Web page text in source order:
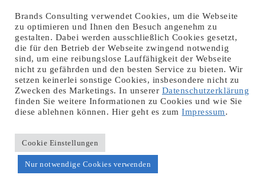
Auf dem Hahn 11
D-56412 Niedererbach
+49 (0) 351 – 264 40 07 0 – Dresden
+49 (0) 221 – 98 86 16 14 – Köln
+49 (0) 6485 – 95 79 76 0 -Niedererbach
BELIEBTE THEMEN
Brands Consulting verwendet Cookies, um die Webseite
zu optimieren und Ihnen den Besuch angenehm zu
gestalten. Dabei werden ausschließlich Cookies gesetzt,
die für den Betrieb der Webseite zwingend notwendig
sind, um eine reibungslose Lauffähigkeit der Webseite
nicht zu gefährden und den besten Service zu bieten. Wir
setzen keinerlei sonstige Cookies, insbesondere nicht zu
Zwecken des Marketings. In unserer Datenschutzerklärung
finden Sie weitere Informationen zu Cookies und wie Sie
diese ablehnen können. Hier geht es zumImpressum.
Cookie Einstellungen
Nur notwendige Cookies verwenden